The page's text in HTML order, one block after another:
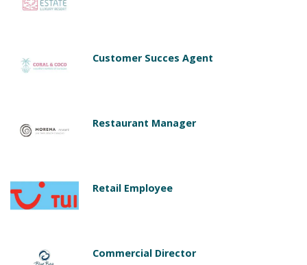
Customer Succes Agent
Restaurant Manager
Retail Employee
Commercial Director